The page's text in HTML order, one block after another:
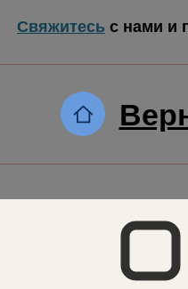
Свяжитесь с нами и